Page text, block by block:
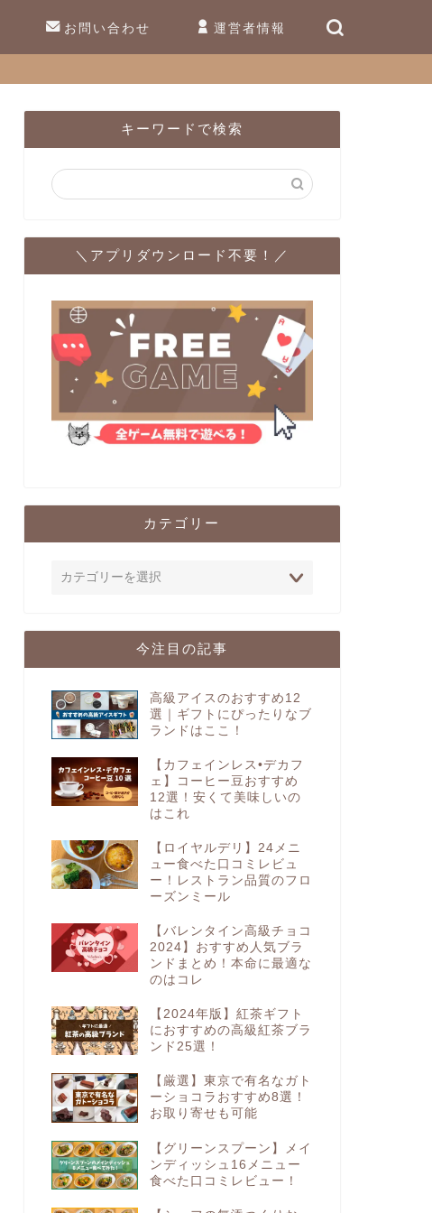
お問い合わせ 運営者情報
キーワードで検索
＼アプリダウンロード不要！／
カテゴリー
今注目の記事
高級アイスのおすすめ12
選｜ギフトにぴったりなブ
ランドはここ！
【カフェインレス•デカフ
ェ】コーヒー豆おすすめ
12選！安くて美味しいの
はこれ
【ロイヤルデリ】24メニ
ュー食べた口コミレビュ
ー！レストラン品質のフロ
ーズンミール
【バレンタイン高級チョコ
2024】おすすめ人気ブラ
ンドまとめ！本命に最適な
のはコレ
【2024年版】紅茶ギフト
におすすめの高級紅茶ブラ
ンド25選！
【厳選】東京で有名なガト
ーショコラおすすめ8選！
お取り寄せも可能
【グリーンスプーン】メイ
ンディッシュ16メニュー
食べた口コミレビュー！